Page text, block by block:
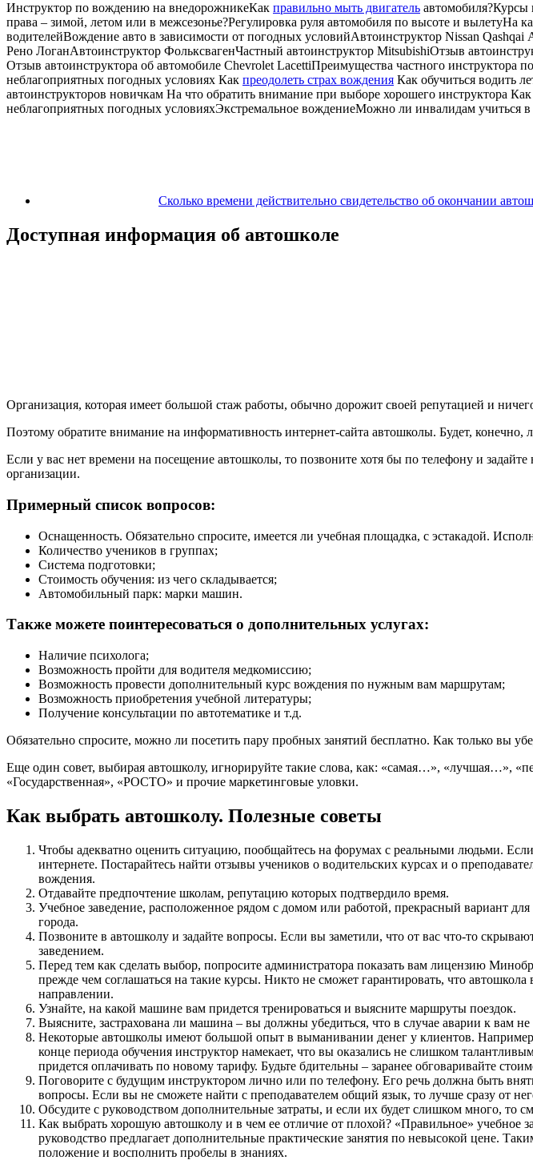
Инструктор по вождению на внедорожникеКак правильно мыть двигатель автомобиля?Курсы
права – зимой, летом или в межсезонье?Регулировка руля автомобиля по высоте и
водителейВождение авто в зависимости от погодных условийАвтоинструктор Nissan
Рено ЛоганАвтоинструктор ФольксвагенЧастный автоинструктор MitsubishiОтзыв
Отзыв автоинструктора об автомобиле Chevrolet LacettiПреимущества частного
неблагоприятных погодных условиях Как преодолеть страх вождения Как обучиться водить
автоинструкторов новичкам На что обратить внимание при выборе хорошего инструктора
неблагоприятных погодных условияхЭкстремальное вождениеМожно ли инвалидам учиться
Сколько времени действительно свидетельство об окончании
Доступная информация об автошколе
Организация, которая имеет большой стаж работы, обычно дорожит своей репутацией и
Поэтому обратите внимание на информативность интернет-сайта автошколы. Будет,
Если у вас нет времени на посещение автошколы, то позвоните хотя бы по телефону и
организации.
Примерный список вопросов:
Оснащенность. Обязательно спросите, имеется ли учебная площадка, с эстакадой.
Количество учеников в группах;
Система подготовки;
Стоимость обучения: из чего складывается;
Автомобильный парк: марки машин.
Также можете поинтересоваться о дополнительных услугах:
Наличие психолога;
Возможность пройти для водителя медкомиссию;
Возможность провести дополнительный курс вождения по нужным вам маршрутам;
Возможность приобретения учебной литературы;
Получение консультации по автотематике и т.д.
Обязательно спросите, можно ли посетить пару пробных занятий бесплатно. Как только вы
Еще один совет, выбирая автошколу, игнорируйте такие слова, как: «самая…»,
«Государственная», «РОСТО» и прочие маркетинговые уловки.
Как выбрать автошколу. Полезные советы
Чтобы адекватно оценить ситуацию, пообщайтесь на форумах с реальными людьми.
интернете. Постарайтесь найти отзывы учеников о водительских курсах и о
вождения.
Отдавайте предпочтение школам, репутацию которых подтвердило время.
Учебное заведение, расположенное рядом с домом или работой, прекрасный вариант
города.
Позвоните в автошколу и задайте вопросы. Если вы заметили, что от вас что-то
заведением.
Перед тем как сделать выбор, попросите администратора показать вам лицензию
прежде чем соглашаться на такие курсы. Никто не сможет гарантировать, что
направлении.
Узнайте, на какой машине вам придется тренироваться и выясните маршруты поездок.
Выясните, застрахована ли машина – вы должны убедиться, что в случае аварии к вам не
Некоторые автошколы имеют большой опыт в выманивании денег у клиентов.
конце периода обучения инструктор намекает, что вы оказались не слишком
придется оплачивать по новому тарифу. Будьте бдительны – заранее обговаривайте
Поговорите с будущим инструктором лично или по телефону. Его речь должна быть
вопросы. Если вы не сможете найти с преподавателем общий язык, то лучше сразу от
Обсудите с руководством дополнительные затраты, и если их будет слишком много, то
Как выбрать хорошую автошколу и в чем ее отличие от плохой? «Правильное» учебное
руководство предлагает дополнительные практические занятия по невысокой цене.
положение и восполнить пробелы в знаниях.